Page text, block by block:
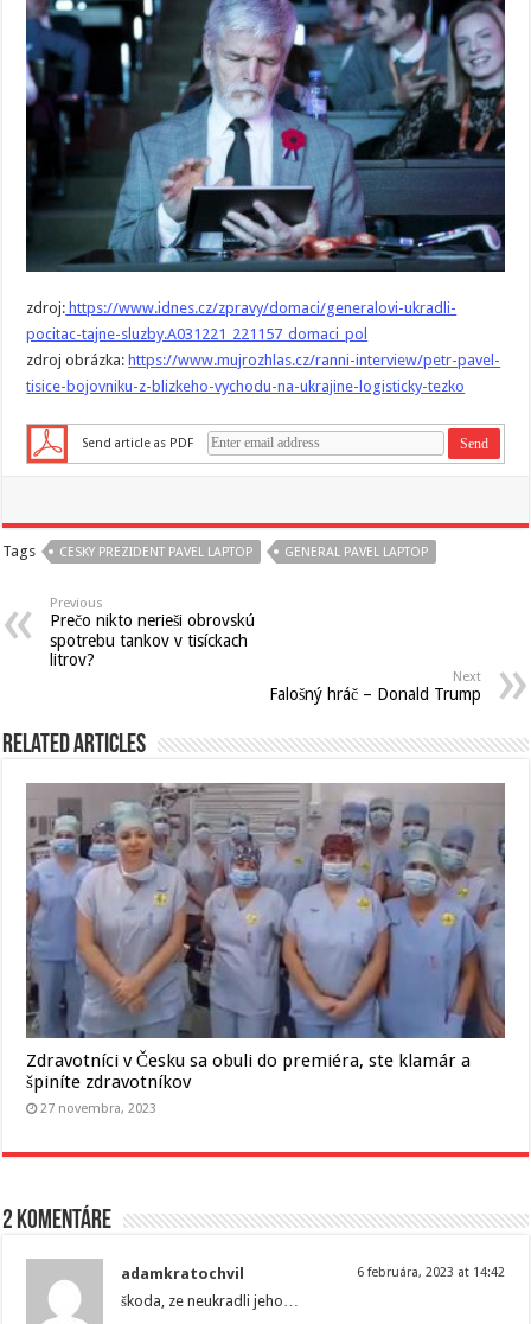
zdroj: https://www.idnes.cz/zpravy/domaci/generalovi-ukradli-
pocitac-tajne-sluzby.A031221_221157_domaci_pol
zdroj obrázka: https://www.mujrozhlas.cz/ranni-interview/petr-pavel-
tisice-bojovniku-z-blizkeho-vychodu-na-ukrajine-logisticky-tezko
Send article as PDF
Tags CESKY PREZIDENT PAVEL LAPTOP GENERAL PAVEL LAPTOP
Previous
Prečo nikto nerieši obrovskú
spotrebu tankov v tisíckach
litrov?
Next
Falošný hráč – Donald Trump
Related Articles
Zdravotníci v Česku sa obuli do premiéra, ste klamár a
špiníte zdravotníkov
27 novembra, 2023
2 komentáre
adamkratochvil 6 februára, 2023 at 14:42
škoda, ze neukradli jeho…